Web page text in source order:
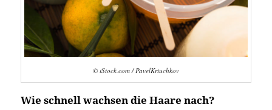
© iStock.com / PavelKriuchkov
Wie schnell wachsen die Haare nach?